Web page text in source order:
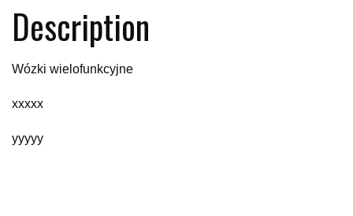
Description
Wózki wielofunkcyjne
xxxxx
yyyyy